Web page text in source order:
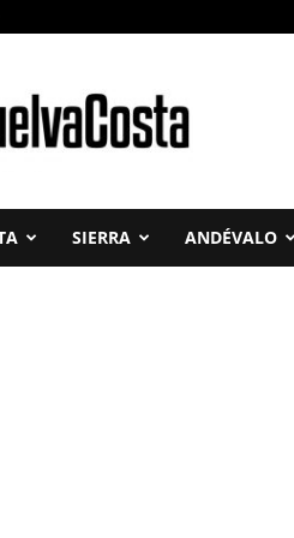
SIERRA ANDÉVALO